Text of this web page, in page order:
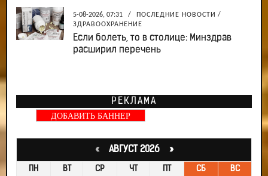
5-08-2026, 07:31 / ПОСЛЕДНИЕ НОВОСТИ /
ЗДРАВООХРАНЕНИЕ
Если болеть, то в столице: Минздрав
расширил перечень
РЕКЛАМА
ДОБАВИТЬ БАННЕР
«АВГУСТ 2026 »
ПН ВТ СР ЧТ ПТ СБ ВС